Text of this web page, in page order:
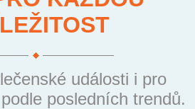
události i pro
posledních trendů.